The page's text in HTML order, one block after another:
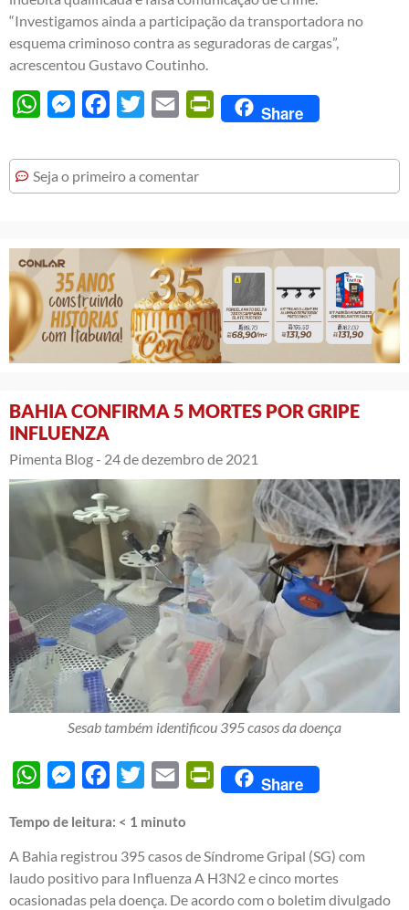
“Investigamos ainda a participação da transportadora no
esquema criminoso contra as seguradoras de cargas”,
acrescentou Gustavo Coutinho.
WhatsAppMessengerFacebook
Twitter Email PrintFriendly
Share
Seja o primeiro a comentar
BAHIA CONFIRMA 5 MORTES POR GRIPE
INFLUENZA
Pimenta Blog - 24 de dezembro de 2021
Sesab também identificou 395 casos da doença
WhatsAppMessengerFacebook
Twitter Email PrintFriendly
Share
Tempo de leitura: < 1 minuto
A Bahia registrou 395 casos de Síndrome Gripal (SG) com
laudo positivo para Influenza A H3N2 e cinco mortes
ocasionadas pela doença. De acordo com o boletim divulgado